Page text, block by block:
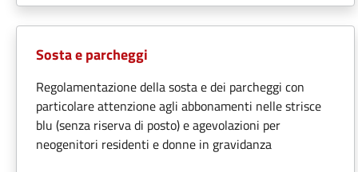
Sosta e parcheggi
Regolamentazione della sosta e dei parcheggi con
particolare attenzione agli abbonamenti nelle strisce
blu (senza riserva di posto) e agevolazioni per
neogenitori residenti e donne in gravidanza